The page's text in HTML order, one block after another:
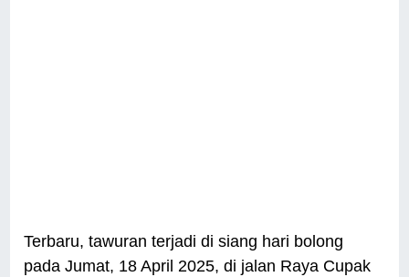
Terbaru, tawuran terjadi di siang hari bolong
pada Jumat, 18 April 2025, di jalan Raya Cupak